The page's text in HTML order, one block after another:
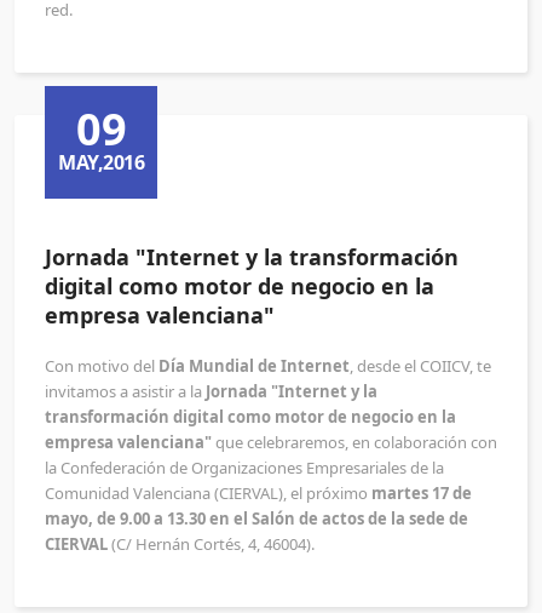
red.
09
MAY,2016
Jornada "Internet y la transformación
digital como motor de negocio en la
empresa valenciana"
Con motivo del Día Mundial de Internet, desde el COIICV, te
invitamos a asistir a la Jornada "Internet y la
transformación digital como motor de negocio en la
empresa valenciana"que celebraremos, en colaboración con
la Confederación de Organizaciones Empresariales de la
Comunidad Valenciana (CIERVAL), el próximo martes 17 de
mayo, de 9.00 a 13.30 en el Salón de actos de la sede de
CIERVAL(C/ Hernán Cortés, 4, 46004).